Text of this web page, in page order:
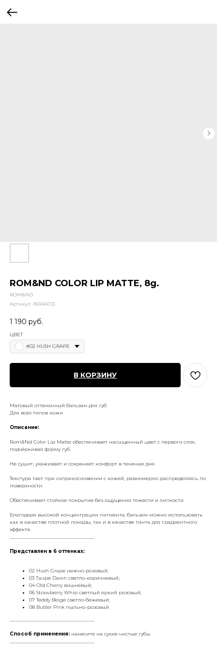
ROM&ND COLOR LIP MATTE, 8g.
ROM&ND
Артикул: X6946013
1 190 руб.
ЦВЕТ
#02 HUSH GRAPE
В КОРЗИНУ
Матовый оттеночный бальзам для губ
Для всех типов кожи
Описание:
Rom&Nd Color Lip Matte обеспечивает насыщенный цвет с первого слоя,
подчёркивая форму губ.
Не сушит, ухаживает и сохраняет комфорт в течение дня.
Текстура тает при соприкосновении с кожей, равномерно распределяясь по
поверхности.
Обеспечивает стойкое покрытие без ощущения тяжести и липкости.
Благодаря высокой концентрации пигмента, бальзам можно использовать
как в качестве плотной помады, так и в качестве тинта для градиентного
эффекта.
Представлен в 6 оттенках:
02 Hush Grape нежно-розовый;
03 Taupe Dawn светло-коричневый;
04 Old Cherry вишнёвый;
06 Strawberry Whip светлый яркий розовый;
07 Teddy Beige светло-бежевый;
08 Butter Pink пыльно-розовый.
Способ применения: нанесите на сухие чистые губы.